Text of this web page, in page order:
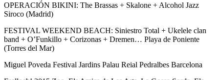
OPERACIÓN BIKINI: The Brassas + Skalone + Alcohol Jazz
Siroco (Madrid)
FESTIVAL WEEKEND BEACH: Siniestro Total + Ukelele clan
band + O’Funkillo + Corizonas + Dremen… Playa de Poniente
(Torres del Mar)
Miguel Poveda Festival Jardins Palau Reial Pedralbes Barcelona